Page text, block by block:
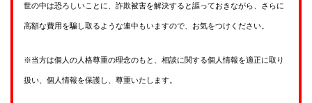
世の中は恐ろしいことに、詐欺被害を解決すると謳っておきながら、さらに
高額な費用を騙し取るような連中もいますので、お気をつけください。
※当方は個人の人格尊重の理念のもと、相談に関する個人情報を適正に取り
扱い、個人情報を保護し、尊重いたします。